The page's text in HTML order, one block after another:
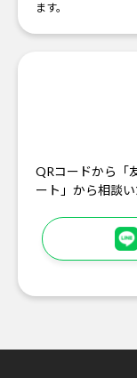
ます。
QRコードから「
ート」から相談い